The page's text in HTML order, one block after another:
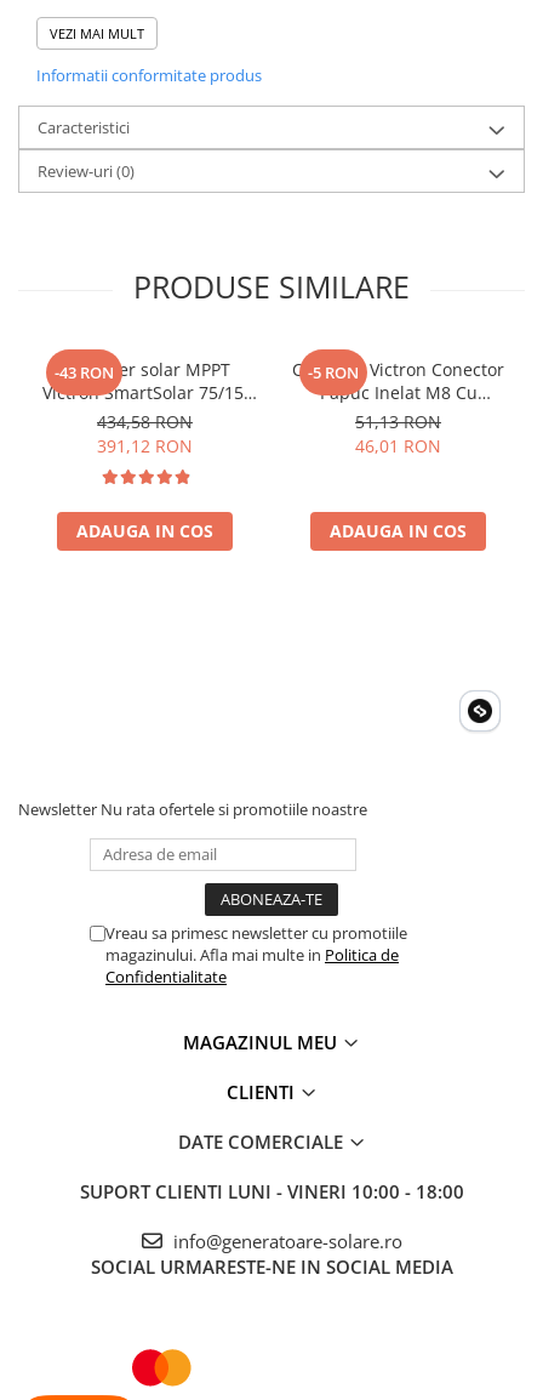
Componente sisteme de balcon
Iluminat solar
Acumulatori
Acumulatori Standard Plumb
Acumulatori Litiu
Roboti Pornire Auto
Statii de incarcare vehicule
UPS Centrale Termice
Scule si aparate
Testere
Multimetre de Banc
Accesorii instrumente de masura
Luxmetru
Osciloscoape
Iesire programabila DC: Da;
Temperatura de operare
Dimensiune (mm): 130 x 186 x 70;
Greutate (kg) 1.3;
Va rugam sa consultati cartea tehnica pentru detalii
complete!
VEZI MAI MULT
Informatii conformitate produs
Caracteristici
Review-uri(0)
PRODUSE SIMILARE
-43 RON
Controler solar MPPT
Victron SmartSolar 75/15,
15A 12V/24V, cu Bluetooth
integrat
434,58 RON
391,12 RON
ADAUGA IN COS
-5 RON
Conector Victron Conector
Papuc Inelat M8 Cu
Siguranta Fuzibila Ato De
30A Bpc900110014 M8,
siguranta (BPC900110014)
51,13 RON
46,01 RON
ADAUGA IN COS
Newsletter Nu rata ofertele si promotiile noastre
Vreau sa primesc newsletter cu promotiile
magazinului. Afla mai multe in Politica de
Confidentialitate
MAGAZINUL MEU
CLIENTI
DATE COMERCIALE
SUPORT CLIENTI LUNI - VINERI 10:00 - 18:00
info@generatoare-solare.ro
SOCIAL URMARESTE-NE IN SOCIAL MEDIA